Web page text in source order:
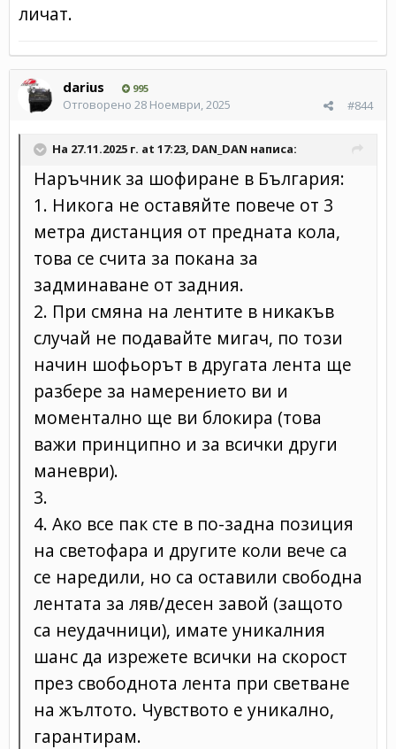
личат.
darius 995
#844
Отговорено 28 Ноември, 2025
На 27.11.2025 г. at 17:23, DAN_DAN написа:
Наръчник за шофиране в България:
1. Никога не оставяйте повече от 3
метра дистанция от предната кола,
това се счита за покана за
задминаване от задния.
2. При смяна на лентите в никакъв
случай не подавайте мигач, по този
начин шофьорът в другата лента ще
разбере за намерението ви и
моментално ще ви блокира (това
важи принципно и за всички други
маневри).
3.
4. Ако все пак сте в по-задна позиция
на светофара и другите коли вече са
се наредили, но са оставили свободна
лентата за ляв/десен завой (защото
са неудачници), имате уникалния
шанс да изрежете всички на скорост
през свободнота лента при светване
на жълтото. Чувството е уникално,
гарантирам.